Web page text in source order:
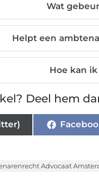
Wat
Helpt een
Hoe kan
Deel hem
Advocaat